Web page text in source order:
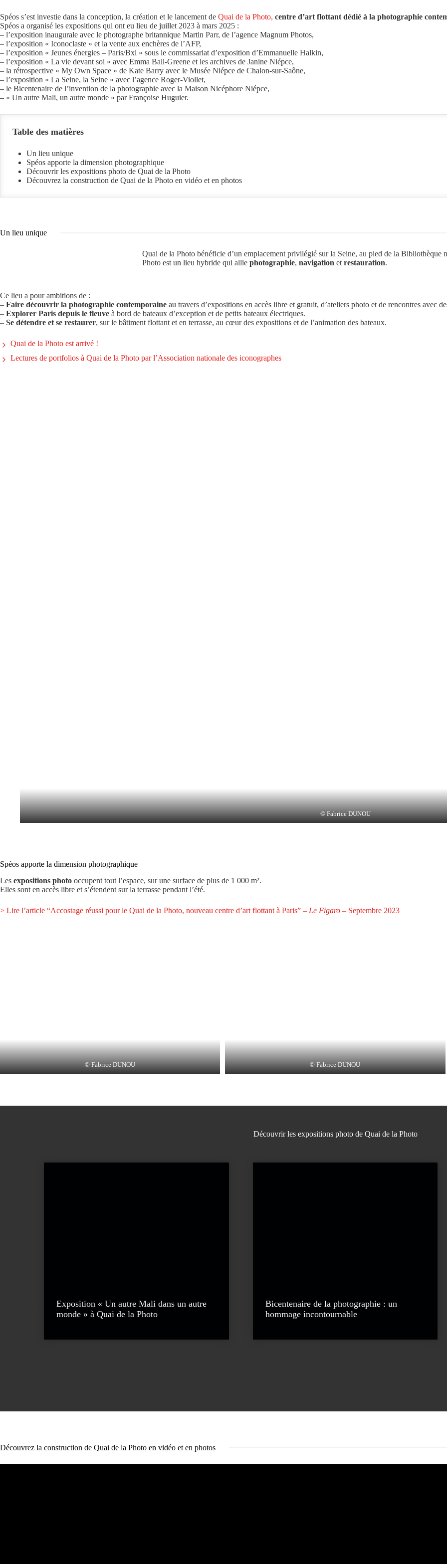
Spéos s’est investie dans la conception, la création et le lancement de Quai de la Photo, centre d’art flottant dédié à la photographie
Spéos a organisé les expositions qui ont eu lieu de juillet 2023 à mars 2025 :
– l’exposition inaugurale avec le photographe britannique Martin Parr, de l’agence Magnum Photos,
– l’exposition « Iconoclaste » et la vente aux enchères de l’AFP,
– l’exposition « Jeunes énergies – Paris/Bxl » sous le commissariat d’exposition d’Emmanuelle Halkin,
– l’exposition « La vie devant soi » avec Emma Ball-Greene et les archives de Janine Niépce,
– la rétrospective « My Own Space » de Kate Barry avec le Musée Niépce de Chalon-sur-Saône,
– l’exposition « La Seine, la Seine » avec l’agence Roger-Viollet,
– le Bicentenaire de l’invention de la photographie avec la Maison Nicéphore Niépce,
– « Un autre Mali, un autre monde » par Françoise Huguier.
Table des matières
Un lieu unique
Spéos apporte la dimension photographique
Découvrir les expositions photo de Quai de la Photo
Découvrez la construction de Quai de la Photo en vidéo et en photos
Un lieu unique
Quai de la Photo bénéficie d’un emplacement privilégié sur la Seine, au pied de la
Photo est un lieu hybride qui allie photographie, navigation et restauration.
Ce lieu a pour ambitions de :
– Faire découvrir la photographie contemporaine au travers d’expositions en accès libre et gratuit, d’ateliers photo et de rencontres avec
– Explorer Paris depuis le fleuve à bord de bateaux d’exception et de petits bateaux électriques.
– Se détendre et se restaurer, sur le bâtiment flottant et en terrasse, au cœur des expositions et de l’animation des bateaux.
Quai de la Photo est arrivé !
Lectures de portfolios à Quai de la Photo par l’Association nationale des iconographes
© Fabrice DUNOU
Spéos apporte la dimension photographique
Les expositions photo occupent tout l’espace, sur une surface de plus de 1 000 m².
Elles sont en accès libre et s’étendent sur la terrasse pendant l’été.
> Lire l’article “Accostage réussi pour le Quai de la Photo, nouveau centre d’art flottant à Paris” – Le Figaro – Septembre 2023
© Fabrice DUNOU © Fabrice DUNOU
Découvrir les expositions photo de Quai de la Photo
Exposition « Un autre Mali dans un autre
monde » à Quai de la Photo
Bicentenaire de la photographie : un
hommage incontournable
Découvrez la construction de Quai de la Photo en vidéo et en photos